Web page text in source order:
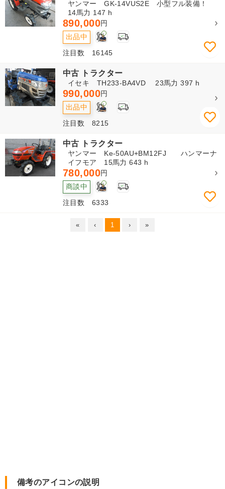
ヤンマー GK-14VUS2E 小型フル装備！
14馬力 147 h
890,000円
出品中 1
注目数 16145
中古 トラクター
イセキ TH233-BA4VD 23馬力 397 h
990,000円
出品中 1
注目数 8215
中古 トラクター
ヤンマー Ke-50AU+BM12FJ ハンマーナ
イフモア 15馬力 643 h
780,000円
商談中 1
注目数 6333
« ‹ 1 › »
備考のアイコンの説明